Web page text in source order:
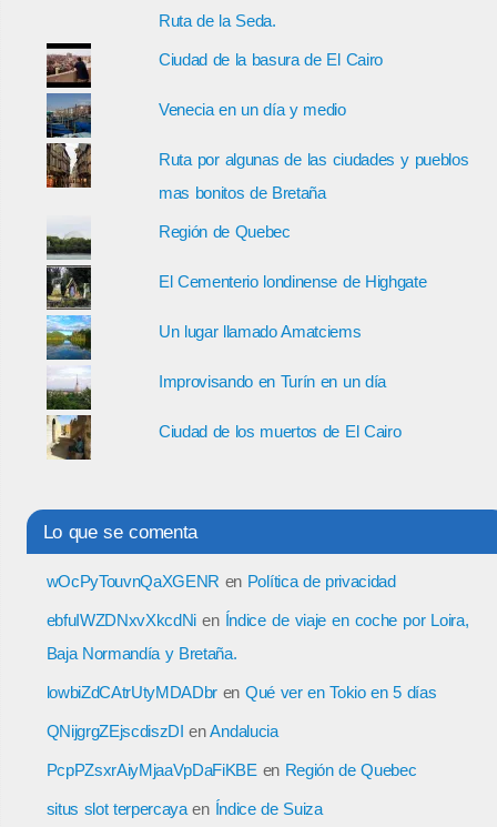
Ruta de la Seda.
Ciudad de la basura de El Cairo
Venecia en un día y medio
Ruta por algunas de las ciudades y pueblos
mas bonitos de Bretaña
Región de Quebec
El Cementerio londinense de Highgate
Un lugar llamado Amatciems
Improvisando en Turín en un día
Ciudad de los muertos de El Cairo
Lo que se comenta
wOcPyTouvnQaXGENR en Política de privacidad
ebfuIWZDNxvXkcdNi en Índice de viaje en coche por Loira,
Baja Normandía y Bretaña.
lowbiZdCAtrUtyMDADbr en Qué ver en Tokio en 5 días
QNijgrgZEjscdiszDI enAndalucia
PcpPZsxrAiyMjaaVpDaFiKBE en Región de Quebec
situs slot terpercayaen Índice de Suiza